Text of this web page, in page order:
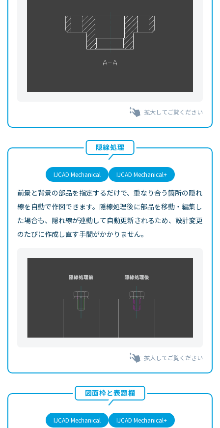
拡大してご覧ください
隠線処理
IJCAD Mechanical IJCAD Mechanical+
前景と背景の部品を指定するだけで、重なり合う箇所の隠れ
線を自動で作図できます。隠線処理後に部品を移動・編集し
た場合も、隠れ線が連動して自動更新されるため、設計変更
のたびに作成し直す手間がかかりません。
拡大してご覧ください
図面枠と表題欄
IJCAD Mechanical IJCAD Mechanical+